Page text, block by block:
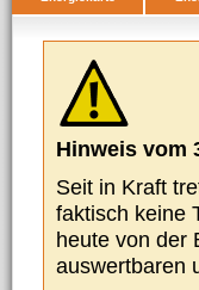
Hinweis vom
Seit in Kraft
faktisch keine
heute von der
auswertbaren